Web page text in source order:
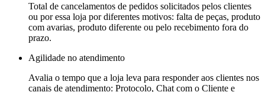
Total de cancelamentos de pedidos solicitados pelos clientes
ou por essa loja por diferentes motivos: falta de peças, produto
com avarias, produto diferente ou pelo recebimento fora do
prazo.
Agilidade no atendimento
Avalia o tempo que a loja leva para responder aos clientes nos
canais de atendimento: Protocolo, Chat com o Cliente e